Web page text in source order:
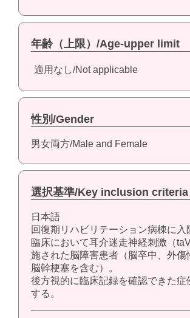
年齢（上限）/Age-upper limit
適用なし/Not applicable
性別/Gender
男女両方/Male and Female
選択基準/Key inclusion criteria
日本語
回復期リハビリテーション病棟に入
臨床において耳介迷走神経刺激（
施された脳障害患者（脳卒中、外傷
脳幹梗塞を含む）。
後方視的に臨床記録を確認できた症
する。